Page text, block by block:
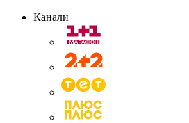
Канали